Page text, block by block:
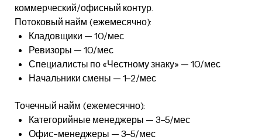
коммерческий/офисный контур.
Потоковый найм (ежемесячно):
Кладовщики — 10/мес
Ревизоры — 10/мес
Специалисты по «Честному знаку» — 10/мес
Начальники смены — 1–2/мес
Точечный найм (ежемесячно):
Категорийные менеджеры — 3–5/мес
Офис-менеджеры — 3–5/мес